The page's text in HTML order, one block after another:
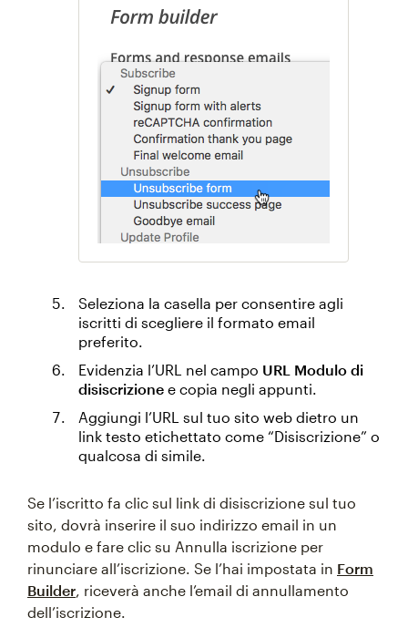
Seleziona la casella per consentire agli
iscritti di scegliere il formato email
preferito.
Evidenzia l’URL nel campo URL Modulo di
disiscrizione e copia negli appunti.
Aggiungi l’URL sul tuo sito web dietro un
link testo etichettato come “Disiscrizione” o
qualcosa di simile.
Se l’iscritto fa clic sul link di disiscrizione sul tuo
sito, dovrà inserire il suo indirizzo email in un
modulo e fare clic su Annulla iscrizione per
rinunciare all’iscrizione. Se l’hai impostata in Form
Builder, riceverà anche l’email di annullamento
dell’iscrizione.